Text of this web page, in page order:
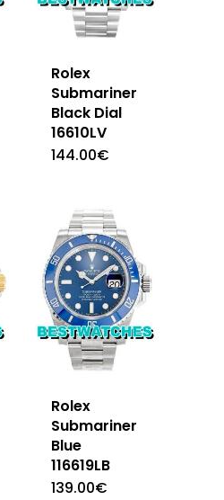
Rolex
Submariner
Black Dial
16610LV
144.00€
Rolex
Submariner
Blue
116619LB
139.00€